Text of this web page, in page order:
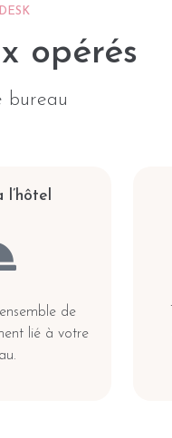
opérés
bureau
l’hôtel
de
lié à votre